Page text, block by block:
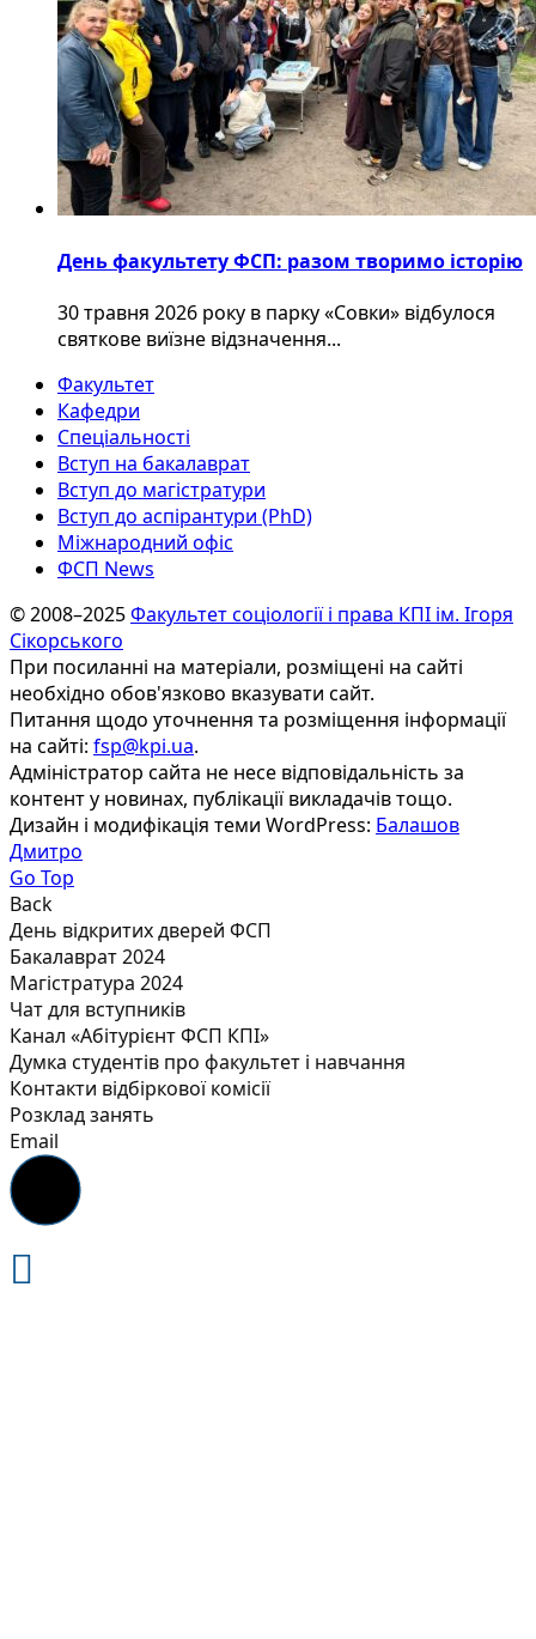
День факультету ФСП: разом творимо історію
30 травня 2026 року в парку «Совки» відбулося
святкове виїзне відзначення...
Факультет
Кафедри
Спеціальності
Вступ на бакалаврат
Вступ до магістратури
Вступ до аспірантури (PhD)
Міжнародний офіс
ФСП News
© 2008–2025Факультет соціології і права КПІ ім. Ігоря
Сікорського
При посиланні на матеріали, розміщені на сайті
необхідно обов'язково вказувати сайт.
Питання щодо уточнення та розміщення інформації
на сайті: fsp@kpi.ua.
Адміністратор сайта не несе відповідальність за
контент у новинах, публікації викладачів тощо.
Дизайн і модифікація теми WordPress: Балашов
Дмитро
Go Top
Back
День відкритих дверей ФСП
Бакалаврат 2024
Магістратура 2024
Чат для вступників
Канал «Абітурієнт ФСП КПІ»
Думка студентів про факультет і навчання
Контакти відбіркової комісії
Розклад занять
Email